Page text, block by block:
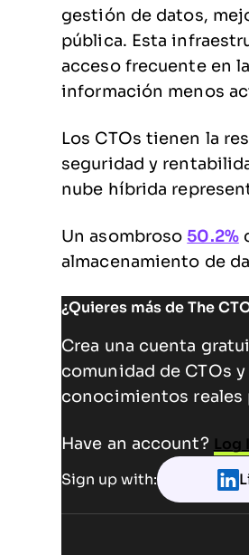
gestión de datos,
pública. Esta
acceso frecuente en
información menos
Los CTOs tienen la
seguridad y
nube híbrida
Un asombroso 50.2%
almacenamiento de
¿Quieres más de The
Crea una cuenta
comunidad de CTOs
conocimientos reales
Have an account? Log
Sign up with: